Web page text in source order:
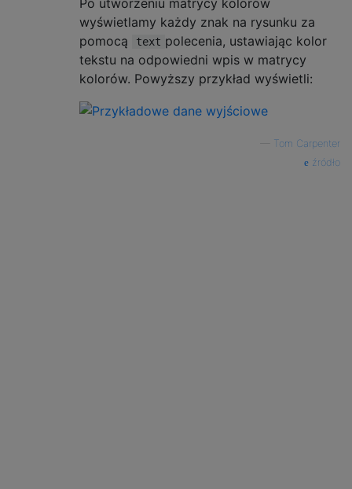
wyświetlamy każdy znak na rysunku za
pomocą
text polecenia, ustawiając kolor
tekstu na odpowiedni wpis w matrycy
kolorów. Powyższy przykład wyświetli:
Tom Carpenter
źródło